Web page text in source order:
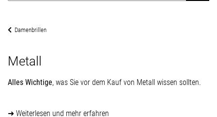
Damenbrillen
Metall
Alles Wichtige, was Sie vor dem Kauf von Metall wissen sollten.
➜ Weiterlesen und mehr erfahren